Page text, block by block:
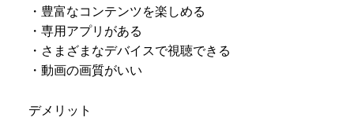
・豊富なコンテンツを楽しめる
・専用アプリがある
・さまざまなデバイスで視聴できる
・動画の画質がいい
デメリット